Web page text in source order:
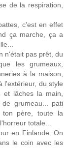
de la respiration,
c'est en effet
ça marche, ça a
n'était pas prêt, du
les grumeaux,
à la maison,
l'extérieur, du style
lâches la main,
grumeau... pati
père, toute la
totale...
en Finlande. On
le coin avec les